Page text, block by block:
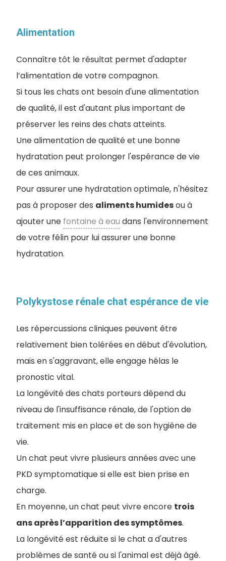
Alimentation
Connaître tôt le résultat permet d'adapter
l’alimentation de votre compagnon.
Si tous les chats ont besoin d'une alimentation
de qualité, il est d'autant plus important de
préserver les reins des chats atteints.
Une alimentation de qualité et une bonne
hydratation peut prolonger l'espérance de vie
de ces animaux.
Pour assurer une hydratation optimale, n'hésitez
pas à proposer des aliments humidesou à
ajouter une fontaine à eau dans l'environnement
de votre félin pour lui assurer une bonne
hydratation.
Polykystose rénale chat espérance de vie
Les répercussions cliniques peuvent être
relativement bien tolérées en début d'évolution,
mais en s'aggravant, elle engage hélas le
pronostic vital.
La longévité des chats porteurs dépend du
niveau de l'insuffisance rénale, de l'option de
traitement mis en place et de son hygiène de
vie.
Un chat peut vivre plusieurs années avec une
PKD symptomatique si elle est bien prise en
charge.
En moyenne, un chat peut vivre encore trois
ans après l’apparition des symptômes.
La longévité est réduite si le chat a d'autres
problèmes de santé ou si l'animal est déjà âgé.